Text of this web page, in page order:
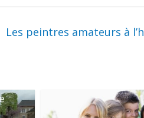
Les peintres amateurs à